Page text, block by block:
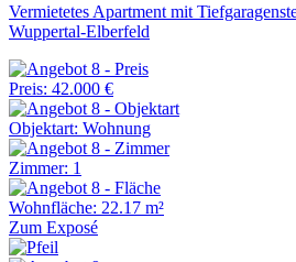
Vermietetes Apartment mit
Wuppertal-Elberfeld
Preis: 42.000 €
Objektart: Wohnung
Zimmer: 1
Wohnfläche: 22.17 m²
Zum Exposé